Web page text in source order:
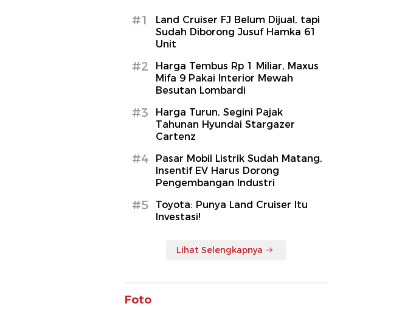
#1
Land Cruiser FJ Belum Dijual, tapi
Sudah Diborong Jusuf Hamka 61
Unit
#2
Harga Tembus Rp 1 Miliar, Maxus
Mifa 9 Pakai Interior Mewah
Besutan Lombardi
#3
Harga Turun, Segini Pajak
Tahunan Hyundai Stargazer
Cartenz
#4
Pasar Mobil Listrik Sudah Matang,
Insentif EV Harus Dorong
Pengembangan Industri
#5
Toyota: Punya Land Cruiser Itu
Investasi!
Lihat Selengkapnya
Foto